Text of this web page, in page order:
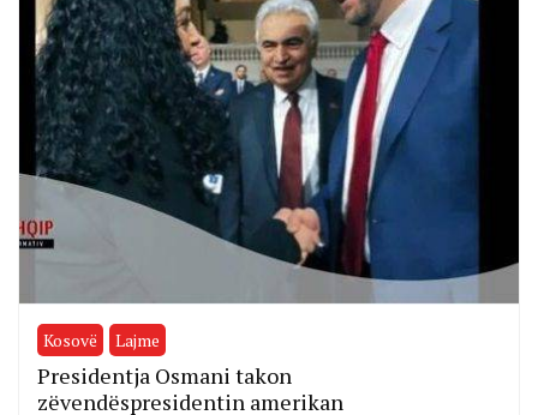
Kosovë Lajme
Presidentja Osmani takon
zëvendëspresidentin amerikan